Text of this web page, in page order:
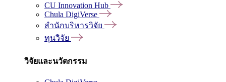
CU Innovation Hub
Chula DigiVerse
สำนักบริหารวิจัย
ทุนวิจัย
วิจัยและนวัตกรรม